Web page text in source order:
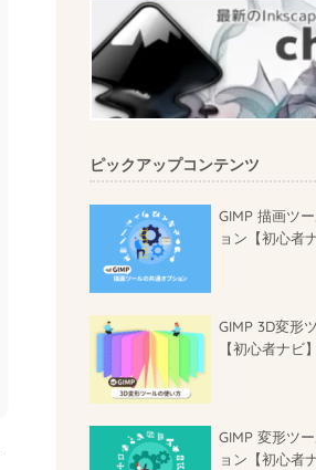
ピックアップコンテンツ
GIMP 描画ツ
ョン【初心者
GIMP 3D変形
【初心者ナビ】
GIMP 変形ツ
ョン【初心者